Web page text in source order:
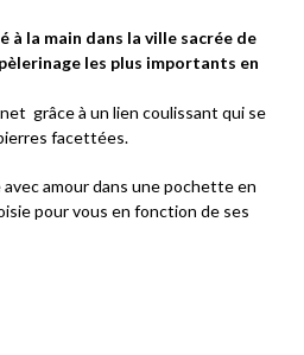
à la main dans la ville sacrée de
les plus importants en
grâce à un lien coulissant qui se
facettées.
amour dans une pochette en
pour vous en fonction de ses